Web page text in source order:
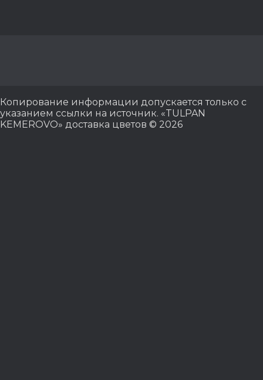
Копирование информации допускается только с
указанием ссылки на источник. «TULPAN
KEMEROVO» доставка цветов © 2026